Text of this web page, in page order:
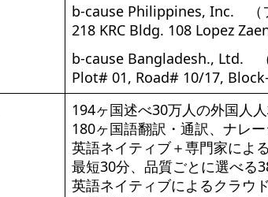
b-cause Philippines, Inc. （
218 KRC Bldg. 108 Lopez
b-cause Bangladesh., Ltd. （
Plot# 01, Road# 10/17,
194ヶ国述べ30万人の外国人
180ヶ国語翻訳・通訳、ナレ
英語ネイティブ＋専門家によ
最短30分、品質ごとに選べる
英語ネイティブによるクラ